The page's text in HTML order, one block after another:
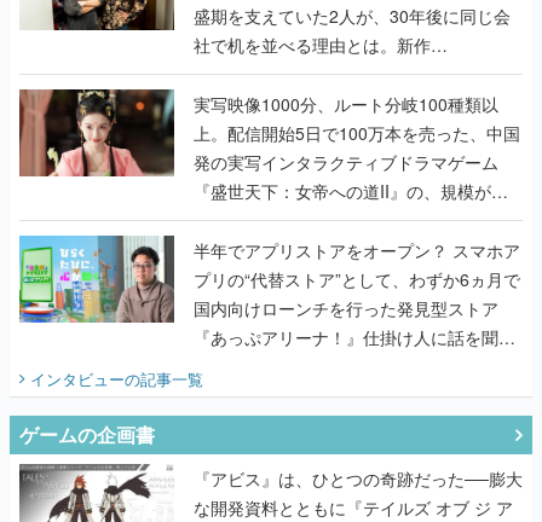
盛期を支えていた2人が、30年後に同じ会
社で机を並べる理由とは。新作
『TATSUJIN EXTREME』で初タッグを組
んだレジェンド2人に訊く開発秘話
実写映像1000分、ルート分岐100種類以
上。配信開始5日で100万本を売った、中国
発の実写インタラクティブドラマゲーム
『盛世天下：女帝への道II』の、規模が違
うこだわりをプロデューサーに聞いた
半年でアプリストアをオープン？ スマホア
プリの“代替ストア”として、わずか6ヵ月で
国内向けローンチを行った発見型ストア
『あっぷアリーナ！』仕掛け人に話を聞い
てみた
インタビューの記事一覧
ゲームの企画書
『アビス』は、ひとつの奇跡だった──膨大
な開発資料とともに『テイルズ オブ ジ ア